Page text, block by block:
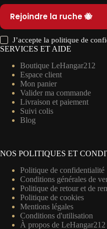
Rejoindre la ruche 🐝
J’accepte lapolitique de
SERVICES ET AIDE
Boutique LeHangar212
Espace client
Mon panier
Valider ma commande
Livraison et paiement
Suivi colis
Blog
NOS POLITIQUES ET
Politique de confidentialité
Conditions générales de
Politique de retour et de
Politique de cookies
Mentions légales
Conditions d'utilisation
À propos de LeHangar212